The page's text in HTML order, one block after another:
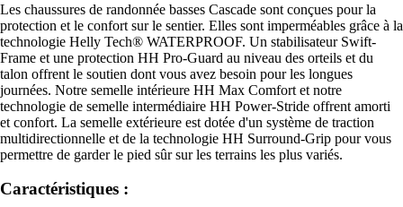
Les chaussures de randonnée basses Cascade sont conçues pour la
protection et le confort sur le sentier. Elles sont imperméables grâce à la
technologie Helly Tech® WATERPROOF. Un stabilisateur Swift-
Frame et une protection HH Pro-Guard au niveau des orteils et du
talon offrent le soutien dont vous avez besoin pour les longues
journées. Notre semelle intérieure HH Max Comfort et notre
technologie de semelle intermédiaire HH Power-Stride offrent amorti
et confort. La semelle extérieure est dotée d'un système de traction
multidirectionnelle et de la technologie HH Surround-Grip pour vous
permettre de garder le pied sûr sur les terrains les plus variés.
Caractéristiques :